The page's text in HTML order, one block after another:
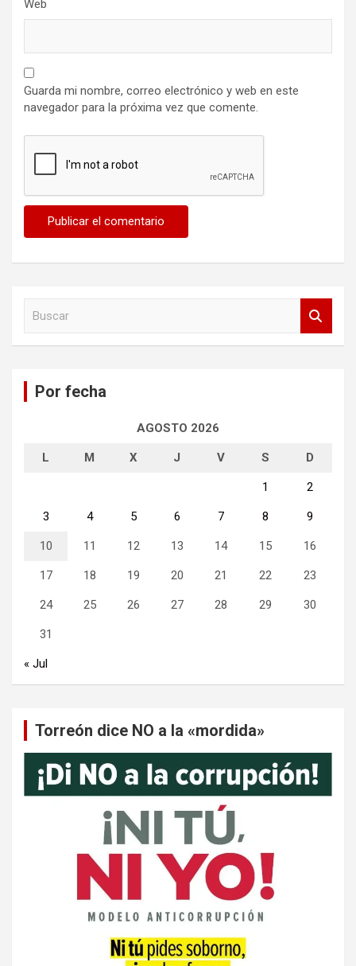
Web
Guarda mi nombre, correo electrónico y web en este
navegador para la próxima vez que comente.
Por fecha
AGOSTO 2026
L M X J V S D
1 2
3 4 5 6 7 8 9
10 11 12 13 14 15 16
17 18 19 20 21 22 23
24 25 26 27 28 29 30
31
« Jul
Torreón dice NO a la «mordida»